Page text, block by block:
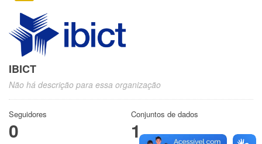
IBICT
Não há descrição para essa organização
Seguidores
0
Conjuntos de dados
1